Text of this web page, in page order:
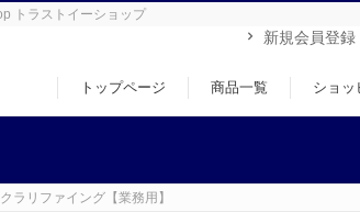
トラストイーショップ
新規会員登録
トップページ 商品一覧 ショッ
ラリファイング【業務用】